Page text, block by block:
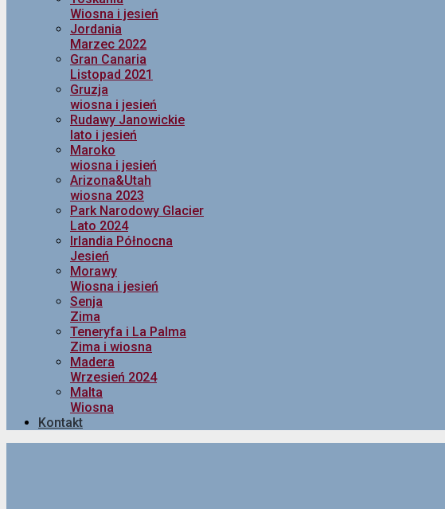
Wiosna i jesień
Jordania
Marzec 2022
Gran Canaria
Listopad 2021
Gruzja
wiosna i jesień
Rudawy Janowickie
lato i jesień
Maroko
wiosna i jesień
Arizona&Utah
wiosna 2023
Park Narodowy Glacier
Lato 2024
Irlandia Północna
Jesień
Morawy
Wiosna i jesień
Senja
Zima
Teneryfa i La Palma
Zima i wiosna
Madera
Wrzesień 2024
Malta
Wiosna
Kontakt